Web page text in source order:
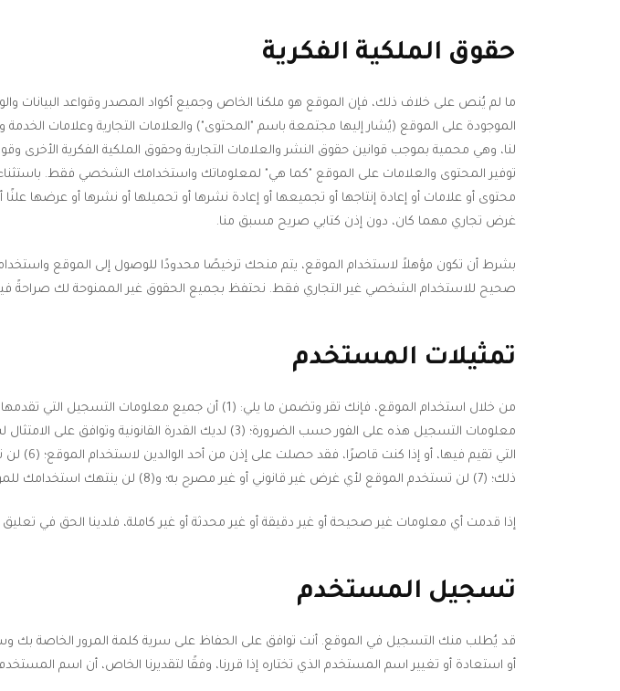
حقوق الملكية الفكرية
ما لم يُنص على خلاف ذلك، فإن الموقع هو ملكنا الخاص وجميع أكواد المصدر وقواعد البيانات
الموجودة على الموقع (يُشار إليها مجتمعة باسم "المحتوى") والعلامات التجارية وعلامات
لنا، وهي محمية بموجب قوانين حقوق النشر والعلامات التجارية وحقوق الملكية الفكرية الأخرى
توفير المحتوى والعلامات على الموقع "كما هي" لمعلوماتك واستخدامك الشخصي فقط.
محتوى أو علامات أو إعادة إنتاجها أو تجميعها أو إعادة نشرها أو تحميلها أو نشرها أو عرضها
غرض تجاري مهما كان، دون إذن كتابي صريح مسبق منا.
بشرط أن تكون مؤهلاً لاستخدام الموقع، يتم منحك ترخيصًا محدودًا للوصول إلى الموقع
صحيح للاستخدام الشخصي غير التجاري فقط. نحتفظ بجميع الحقوق غير الممنوحة لك صراحةً فيما
تمثيلات المستخدم
التي
ذلك؛ (7) لن تستخدم الموقع لأي غرض غير قانوني أو غير مصرح به؛ و(8) لن ينتهك استخدامك للموقع أي قانون أو لائحة سارية.
إذا قدمت أي معلومات غير صحيحة أو غير دقيقة أو غير محدثة أو غير كاملة، فلدينا الحق في
تسجيل المستخدم
قد يُطلب منك التسجيل في الموقع. أنت توافق على الحفاظ على سرية كلمة المرور الخاصة بك
أو استعادة أو تغيير اسم المستخدم الذي تختاره إذا قررنا، وفقًا لتقديرنا الخاص، أن اسم